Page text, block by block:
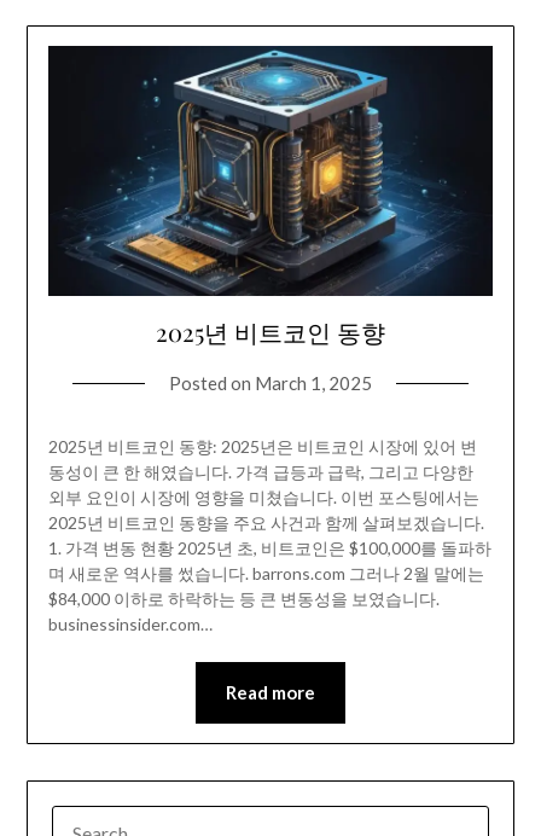
2025년 비트코인 동향
Posted on March 1, 2025
2025년 비트코인 동향: 2025년은 비트코인 시장에 있어 변
동성이 큰 한 해였습니다. 가격 급등과 급락, 그리고 다양한
외부 요인이 시장에 영향을 미쳤습니다. 이번 포스팅에서는
2025년 비트코인 동향을 주요 사건과 함께 살펴보겠습니다.
1. 가격 변동 현황 2025년 초, 비트코인은 $100,000를 돌파하
며 새로운 역사를 썼습니다. barrons.com 그러나 2월 말에는
$84,000 이하로 하락하는 등 큰 변동성을 보였습니다.
businessinsider.com…
Read more